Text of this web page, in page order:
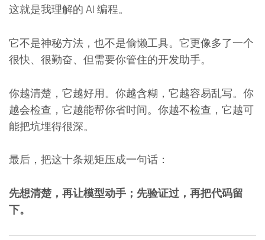
这就是我理解的 AI 编程。
它不是神秘方法，也不是偷懒工具。它更像多了一个
很快、很勤奋、但需要你管住的开发助手。
你越清楚，它越好用。你越含糊，它越容易乱写。你
越会检查，它越能帮你省时间。你越不检查，它越可
能把坑埋得很深。
最后，把这十条规矩压成一句话：
先想清楚，再让模型动手；先验证过，再把代码留
下。